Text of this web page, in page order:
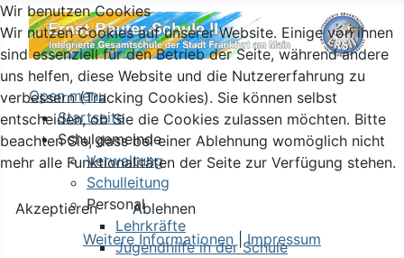
Open menu
Startseite
Schulgemeinde
Verwaltung
Schulleitung
Personal
Lehrkräfte
Jugendhilfe in der Schule
Wir benutzen Cookies
Wir nutzen Cookies auf unserer Website. Einige von ihnen
sind essenziell für den Betrieb der Seite, während andere
uns helfen, diese Website und die Nutzererfahrung zu
verbessern (Tracking Cookies). Sie können selbst
entscheiden, ob Sie die Cookies zulassen möchten. Bitte
beachten Sie, dass bei einer Ablehnung womöglich nicht
mehr alle Funktionalitäten der Seite zur Verfügung stehen.
Akzeptieren
Ablehnen
Weitere Informationen |Impressum